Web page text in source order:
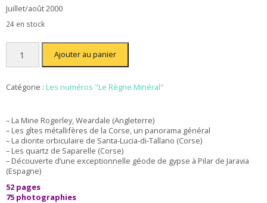
Juillet/août 2000
24 en stock
quantité
Le
Minéral
Ajouter au panier
Catégorie : Les numéros "Le Règne Minéral"
– La Mine Rogerley, Weardale (Angleterre)
– Les gîtes métallifères de la Corse, un panorama général
– La diorite orbiculaire de Santa-Lucia-di-Tallano (Corse)
– Les quartz de Saparelle (Corse)
– Découverte d’une exceptionnelle géode de gypse à Pilar de Jaravia
(Espagne)
52 pages
75 photographies